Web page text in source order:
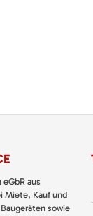
aus
Miete, Kauf und
sowie